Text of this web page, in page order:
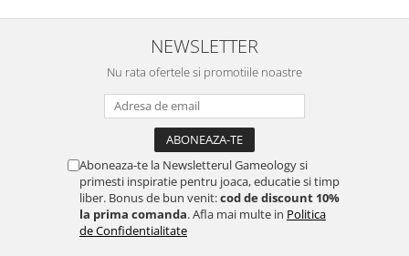
NEWSLETTER
Nu rata ofertele si promotiile noastre
Aboneaza-te la Newsletterul Gameology si
primesti inspiratie pentru joaca, educatie si timp
liber. Bonus de bun venit:cod de discount 10%
la prima comanda. Afla mai multe in Politica
de Confidentialitate